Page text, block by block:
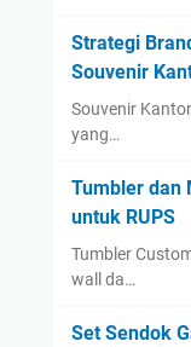
Strategi
Souvenir
Souvenir
yang…
Tumbler dan
untuk RUPS
Tumbler
wall da…
Set Sendok